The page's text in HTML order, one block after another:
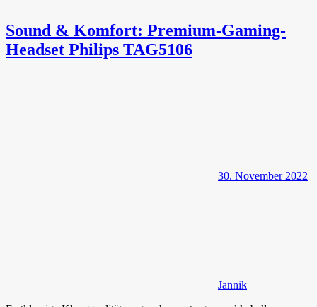
Sound & Komfort: Premium-Gaming-
Headset Philips TAG5106
30. November 2022
Jannik